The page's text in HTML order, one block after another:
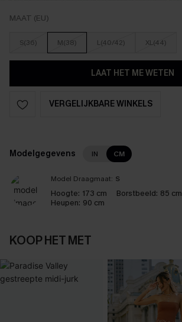
MAAT (EU)
S(36) M(38) L(40/42) XL(44)
LAAT HET ME WETEN
VERGELIJKBARE WINKELS
Modelgegevens IN CM
Model Draagmaat: S
Hoogte: 173 cm Borstbeeld: 85 cm
Heupen: 90 cm
KOOP HET MET